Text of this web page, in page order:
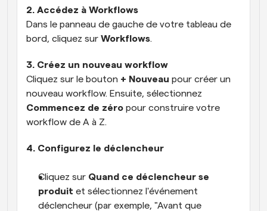
2. Accédez à Workflows
Dans le panneau de gauche de votre tableau de
bord, cliquez sur Workflows.
3. Créez un nouveau workflow
Cliquez sur le bouton + Nouveau pour créer un
Commencez de zéro pour construire votre
workflow de A à Z.
4. Configurez le déclencheur
Cliquez sur Quand ce déclencheur se
produit et sélectionnez l'événement
déclencheur (par exemple, "Avant que